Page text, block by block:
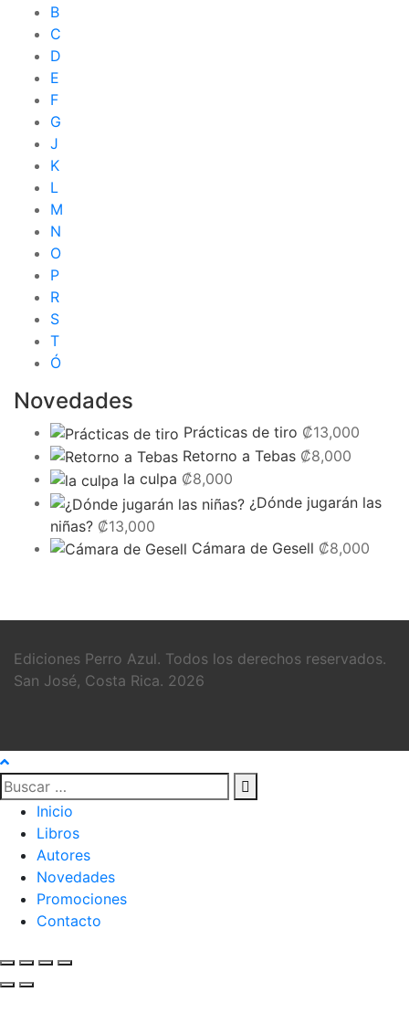
B
C
D
E
F
G
J
K
L
M
N
O
P
R
S
T
Ó
Novedades
Prácticas de tiro ₡13,000
Retorno a Tebas ₡8,000
la culpa ₡8,000
¿Dónde jugarán las
niñas? ₡13,000
Cámara de Gesell ₡8,000
Ediciones Perro Azul. Todos los derechos reservados.
San José, Costa Rica. 2026
Inicio
Libros
Autores
Novedades
Promociones
Contacto